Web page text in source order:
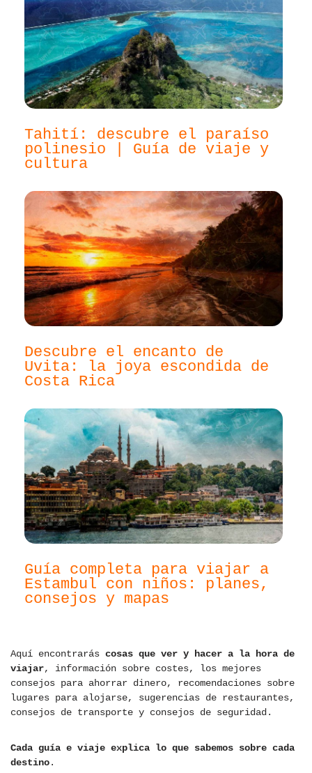
Tahití: descubre el paraíso
polinesio | Guía de viaje y
cultura
Descubre el encanto de
Uvita: la joya escondida de
Costa Rica
Guía completa para viajar a
Estambul con niños: planes,
consejos y mapas
Aquí encontrarás cosas que ver y hacer a la hora de
viajar, información sobre costes, los mejores
consejos para ahorrar dinero, recomendaciones sobre
lugares para alojarse, sugerencias de restaurantes,
consejos de transporte y consejos de seguridad.
Cada guía e viaje explica lo que sabemos sobre cada
destino.